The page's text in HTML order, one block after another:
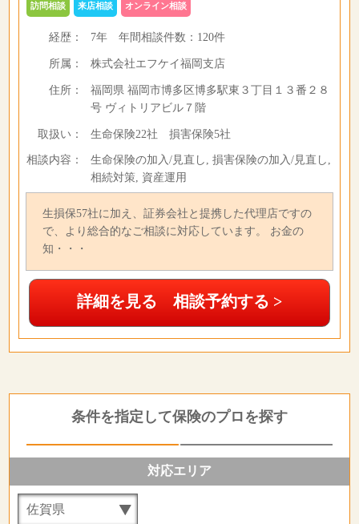
訪問相談 来店相談 オンライン相談
経歴： 7年年間相談件数： 120件
所属： 株式会社エフケイ福岡支店
住所：
福岡県 福岡市博多区博多駅東３丁目１３番２８
号 ヴィトリアビル７階
取扱い： 生命保険22社 損害保険5社
相談内容：
生命保険の加入/見直し, 損害保険の加入/見直し,
相続対策, 資産運用
生損保57社に加え、証券会社と提携した代理店ですの
で、より総合的なご相談に対応しています。 お金の
知・・・
詳細を見る 相談予約する >
条件を指定して保険のプロを探す
対応エリア